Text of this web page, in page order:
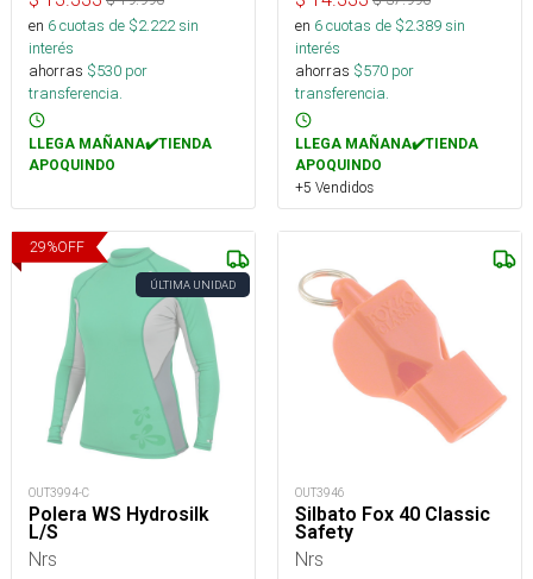
en 6cuotas de $2.222sin
interés
ahorras $530 por
transferencia.
LLEGA MAÑANA✔️TIENDA
APOQUINDO
en 6cuotas de $2.389sin
interés
ahorras $570 por
transferencia.
LLEGA MAÑANA✔️TIENDA
APOQUINDO
+5 Vendidos
29%OFF
ÚLTIMA UNIDAD
OUT3994-C
Polera WS Hydrosilk
L/S
Nrs
OUT3946
Silbato Fox 40 Classic
Safety
Nrs